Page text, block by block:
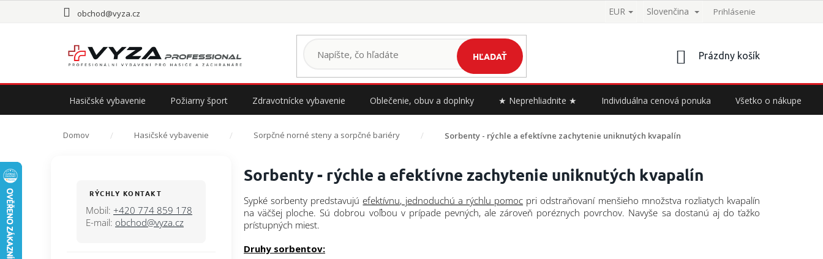
obchod@vyza.cz EUR Slovenčina Prihlásenie
HĽADAŤ
NÁKUPNÝ
Prázdny košík
Hasičské vybavenie Požiarny šport Zdravotnícke vybavenie Oblečenie, obuv a doplnky ★ Neprehliadnite ★ Individuálna cenová ponuka Všetko o nákupe
Domov Hasičské vybavenie Sorpčné norné steny a sorpčné bariéry Sorbenty - rýchle a efektívne zachytenie uniknutých kvapalín
RÝCHLY KONTAKT
Mobil: +420 774 859 178
E-mail: obchod@vyza.cz
Sorbenty - rýchle a efektívne zachytenie uniknutých kvapalín
Sypké sorbenty predstavujúefektívnu, jednoduchú a rýchlu pomoc pri odstraňovaní menšieho množstva rozliatych kvapalín
na väčšej ploche. Sú dobrou voľbou v prípade pevných, ale zároveň poréznych povrchov. Navyše sa dostanú aj do ťažko
prístupných miest.
Druhy sorbentov: